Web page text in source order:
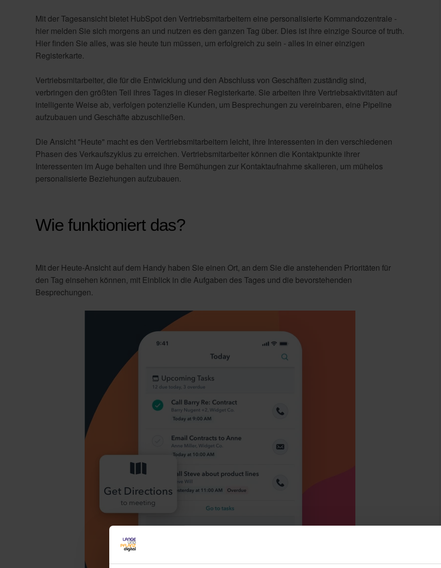
Mit der Tagesansicht bietet HubSpot den Vertriebsmitarbeitern eine personalisierte Kommandozentrale -
hier melden Sie sich morgens an und nutzen es den ganzen Tag über. Dies ist ihre einzige Source of truth.
Hier finden Sie alles, was sie heute tun müssen, um erfolgreich zu sein - alles in einer einzigen
Registerkarte.
Vertriebsmitarbeiter, die für die Entwicklung und den Abschluss von Geschäften zuständig sind,
verbringen den größten Teil ihres Tages in dieser Registerkarte. Sie arbeiten ihre Vertriebsaktivitäten auf
intelligente Weise ab, verfolgen potenzielle Kunden, um Besprechungen zu vereinbaren, eine Pipeline
aufzubauen und Geschäfte abzuschließen.
Die Ansicht "Heute" macht es den Vertriebsmitarbeitern leicht, ihre Interessenten in den verschiedenen
Phasen des Verkaufszyklus zu erreichen. Vertriebsmitarbeiter können die Kontaktpunkte ihrer
Interessenten im Auge behalten und ihre Bemühungen zur Kontaktaufnahme skalieren, um mühelos
personalisierte Beziehungen aufzubauen.
Wie funktioniert das?
Mit der Heute-Ansicht auf dem Handy haben Sie einen Ort, an dem Sie die anstehenden Prioritäten für
den Tag einsehen können, mit Einblick in die Aufgaben des Tages und die bevorstehenden
Besprechungen.